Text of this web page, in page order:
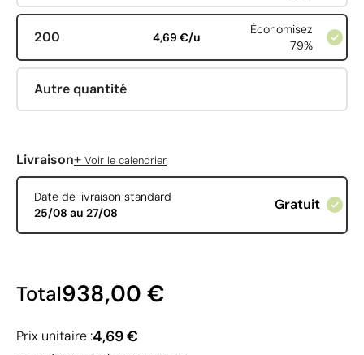
200 4,69 €/u
Économisez
79%
Autre quantité
Livraison+ Voir le calendrier
Date de livraison standard
25/08 au 27/08
Gratuit
Total938,00 €
Prix unitaire :4,69 €